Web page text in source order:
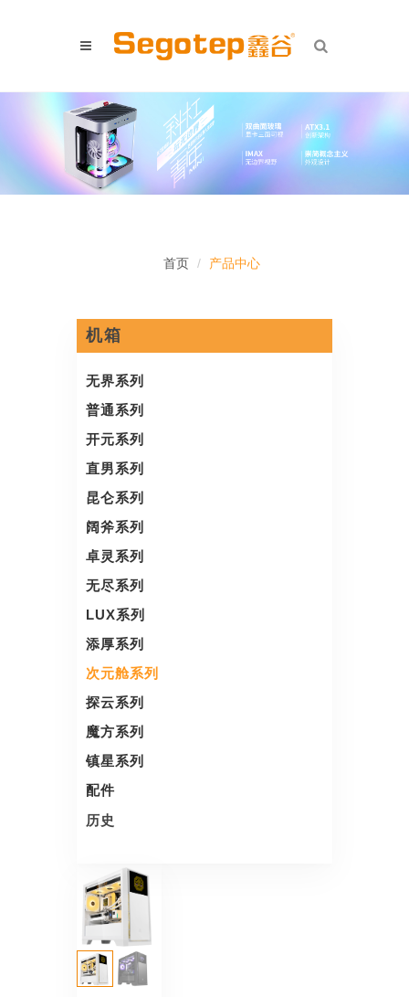
首页 产品中心
机箱
无界系列
普通系列
开元系列
直男系列
昆仑系列
阔斧系列
卓灵系列
无尽系列
LUX系列
添厚系列
次元舱系列
探云系列
魔方系列
镇星系列
配件
历史